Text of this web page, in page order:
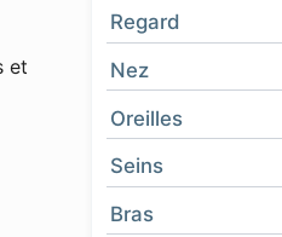
et
Regard
Nez
Oreilles
Seins
Bras